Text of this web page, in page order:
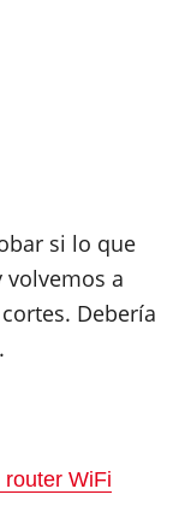
si lo que
a
Debería
WiFi